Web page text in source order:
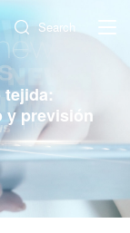
Search
y previsión